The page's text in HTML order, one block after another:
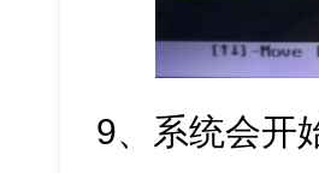
9、系统会开